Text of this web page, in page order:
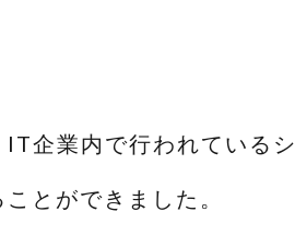
企業内で行われているシ
とができました。